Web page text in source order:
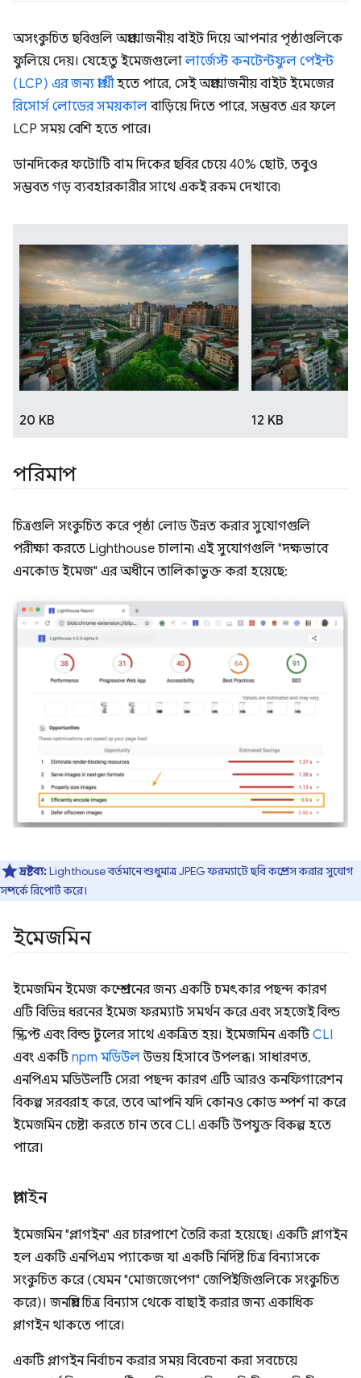
অসংকুচিত ছবিগুলি অপ্রয়োজনীয় বাইট দিয়ে আপনার পৃষ্ঠাগুলিকে
ফুলিয়ে দেয়। যেহেতু ইমেজগুলোলার্জেস্ট কনটেন্টফুল পেইন্ট
(LCP) এর জন্য প্রার্থীহতে পারে, সেই অপ্রয়োজনীয় বাইট ইমেজের
রিসোর্স লোডের সময়কালবাড়িয়ে দিতে পারে, সম্ভবত এর ফলে
LCP সময় বেশি হতে পারে।
ডানদিকের ফটোটি বাম দিকের ছবির চেয়ে 40% ছোট, তবুও
সম্ভবত গড় ব্যবহারকারীর সাথে একই রকম দেখাবে৷
20 KB 12 KB
পরিমাপ
চিত্রগুলি সংকুচিত করে পৃষ্ঠা লোড উন্নত করার সুযোগগুলি
পরীক্ষা করতে Lighthouse চালান৷ এই সুযোগগুলি "দক্ষভাবে
এনকোড ইমেজ" এর অধীনে তালিকাভুক্ত করা হয়েছে:
দ্রষ্টব্য:Lighthouse বর্তমানে শুধুমাত্র JPEG ফরম্যাটে ছবি কম্প্রেস করার সুযোগ
সম্পর্কে রিপোর্ট করে।
ইমেজমিন
ইমেজমিন ইমেজ কম্প্রেশনের জন্য একটি চমৎকার পছন্দ কারণ
এটি বিভিন্ন ধরনের ইমেজ ফরম্যাট সমর্থন করে এবং সহজেই বিল্ড
স্ক্রিপ্ট এবং বিল্ড টুলের সাথে একত্রিত হয়। ইমেজমিন একটিCLI
এবং একটিnpm মডিউলউভয় হিসাবে উপলব্ধ। সাধারণত,
এনপিএম মডিউলটি সেরা পছন্দ কারণ এটি আরও কনফিগারেশন
বিকল্প সরবরাহ করে, তবে আপনি যদি কোনও কোড স্পর্শ না করে
ইমেজমিন চেষ্টা করতে চান তবে CLI একটি উপযুক্ত বিকল্প হতে
পারে।
প্লাগইন
ইমেজমিন "প্লাগইন" এর চারপাশে তৈরি করা হয়েছে। একটি প্লাগইন
হল একটি এনপিএম প্যাকেজ যা একটি নির্দিষ্ট চিত্র বিন্যাসকে
সংকুচিত করে (যেমন "মোজজেপেগ" জেপিইজিগুলিকে সংকুচিত
করে)। জনপ্রিয় চিত্র বিন্যাস থেকে বাছাই করার জন্য একাধিক
প্লাগইন থাকতে পারে।
একটি প্লাগইন নির্বাচন করার সময় বিবেচনা করা সবচেয়ে